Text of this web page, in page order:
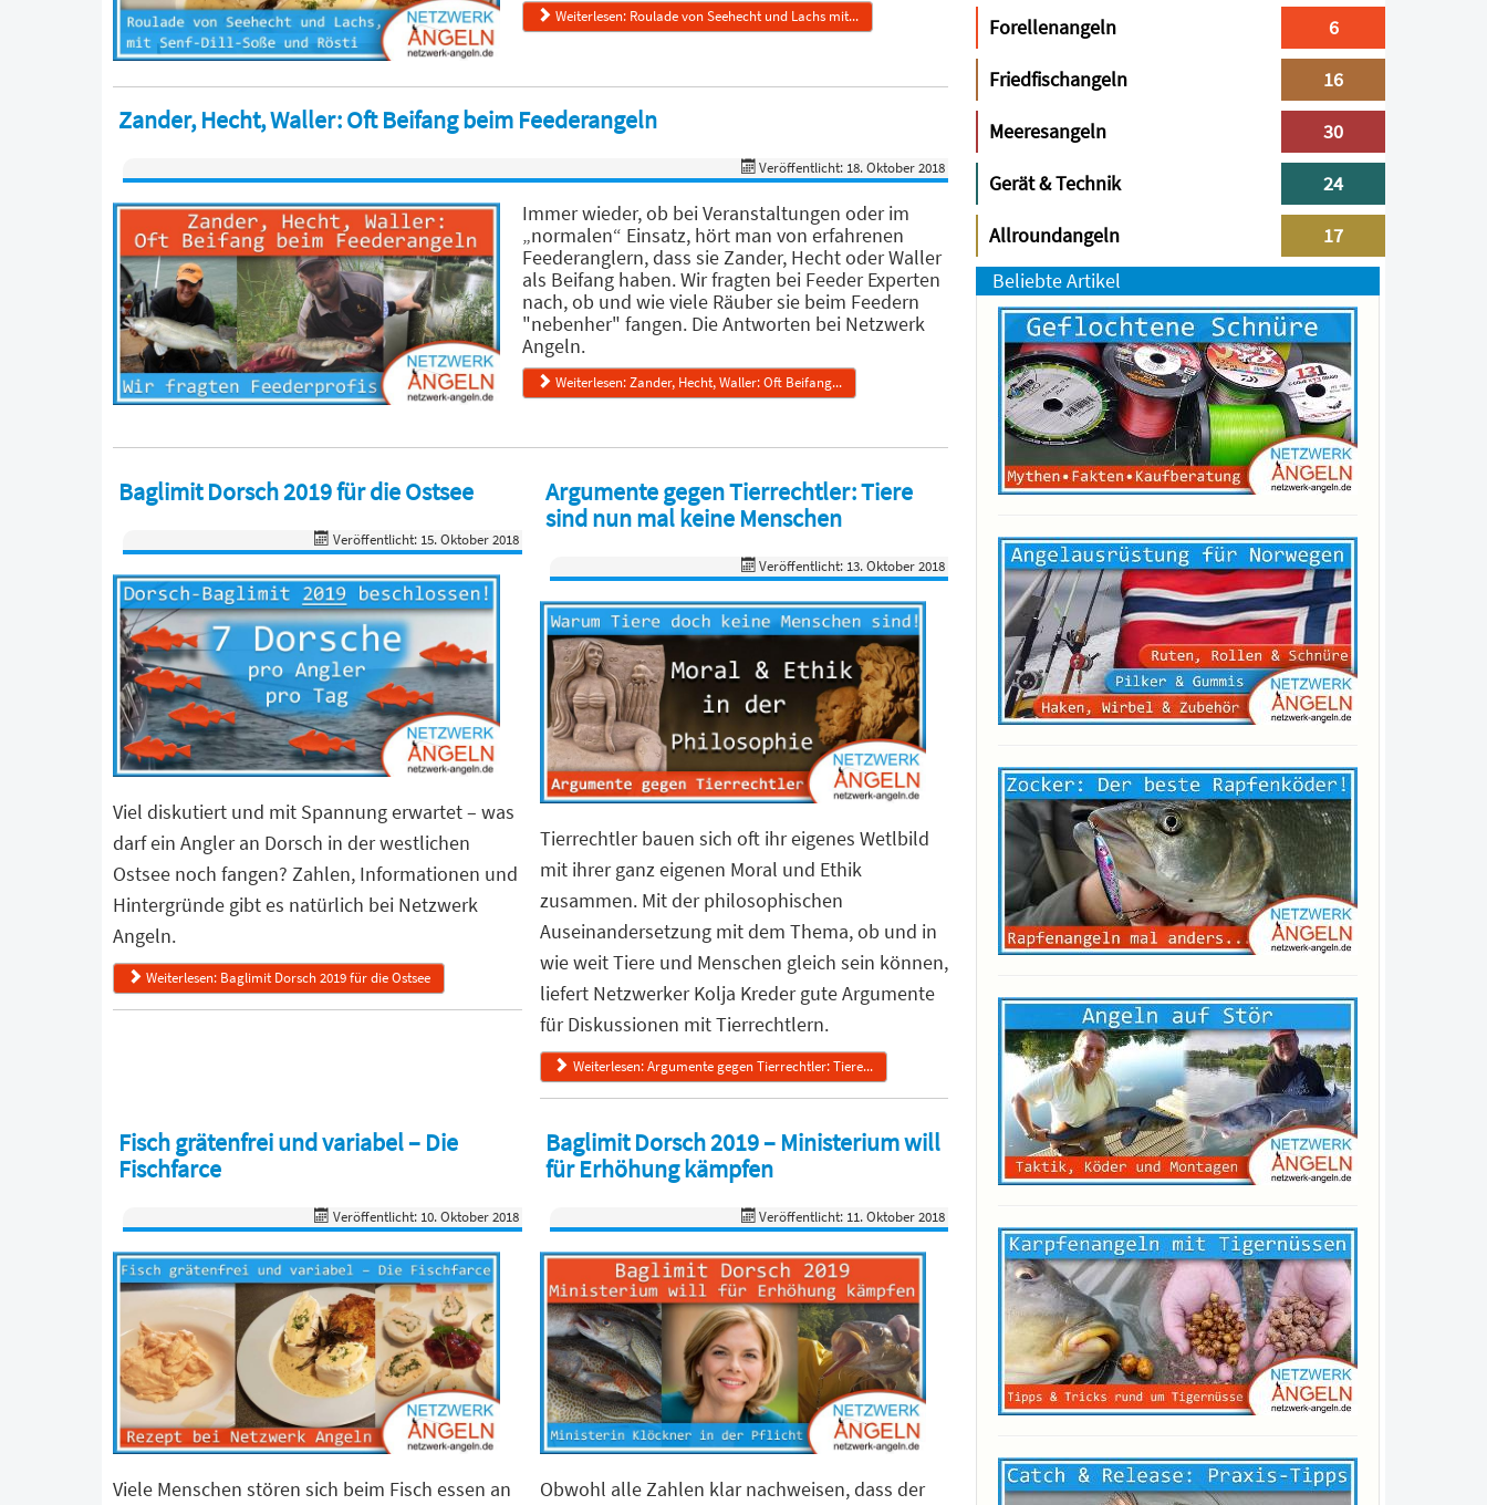
Weiterlesen: Roulade von Seehecht und Lachs mit...
Zander, Hecht, Waller: Oft Beifang beim Feederangeln
Veröffentlicht: 18. Oktober 2018
Immer wieder, ob bei Veranstaltungen oder im
„normalen“ Einsatz, hört man von erfahrenen
Feederanglern, dass sie Zander, Hecht oder Waller
als Beifang haben. Wir fragten bei Feeder Experten
nach, ob und wie viele Räuber sie beim Feedern
"nebenher" fangen. Die Antworten bei Netzwerk
Angeln.
Weiterlesen: Zander, Hecht, Waller: Oft Beifang...
Baglimit Dorsch 2019 für die Ostsee
Veröffentlicht: 15. Oktober 2018
Viel diskutiert und mit Spannung erwartet – was
darf ein Angler an Dorsch in der westlichen
Ostsee noch fangen? Zahlen, Informationen und
Hintergründe gibt es natürlich bei Netzwerk
Angeln.
Weiterlesen: Baglimit Dorsch 2019 für die Ostsee
Argumente gegen Tierrechtler: Tiere
sind nun mal keine Menschen
Veröffentlicht: 13. Oktober 2018
Tierrechtler bauen sich oft ihr eigenes Wetlbild
mit ihrer ganz eigenen Moral und Ethik
zusammen. Mit der philosophischen
Auseinandersetzung mit dem Thema, ob und in
wie weit Tiere und Menschen gleich sein können,
liefert Netzwerker Kolja Kreder gute Argumente
für Diskussionen mit Tierrechtlern.
Weiterlesen: Argumente gegen Tierrechtler: Tiere...
Fisch grätenfrei und variabel – Die
Fischfarce
Veröffentlicht: 10. Oktober 2018
Viele Menschen stören sich beim Fisch essen an
Baglimit Dorsch 2019 – Ministerium will
für Erhöhung kämpfen
Veröffentlicht: 11. Oktober 2018
Obwohl alle Zahlen klar nachweisen, dass der
Forellenangeln 6
Friedfischangeln 16
Meeresangeln 30
Gerät & Technik 24
Allroundangeln
17
Beliebte Artikel